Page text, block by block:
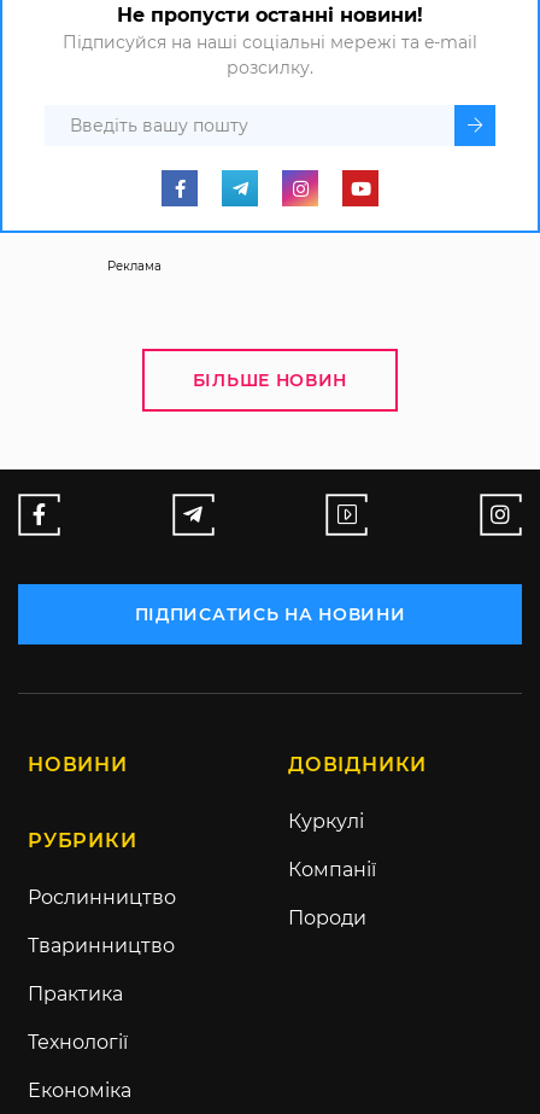
Не пропусти останні новини!
Підписуйся на наші соціальні мережі та e-mail
розсилку.
Реклама
БІЛЬШЕ НОВИН
ПІДПИСАТИСЬ НА НОВИНИ
НОВИНИ
РУБРИКИ
Рослинництво
Тваринництво
Практика
Технології
Економіка
ДОВІДНИКИ
Куркулі
Компанії
Породи